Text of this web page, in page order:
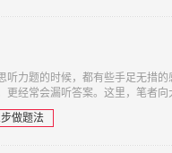
力题的时候，都有些手足无措
经常会漏听答案。这里，笔者
做题法